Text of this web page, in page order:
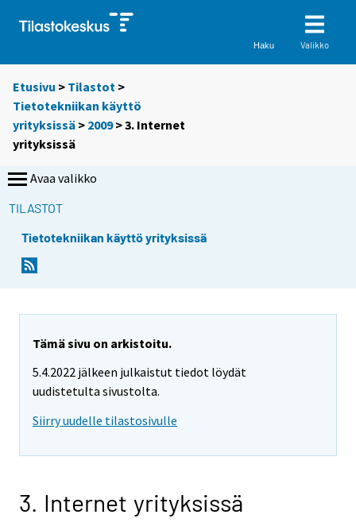
Haku Valikko
Etusivu > Tilastot >
Tietotekniikan käyttö
yrityksissä > 2009> 3. Internet
yrityksissä
Avaa valikko
TILASTOT
Tietotekniikan käyttö yrityksissä
Tämä sivu on arkistoitu.
5.4.2022 jälkeen julkaistut tiedot löydät
uudistetulta sivustolta.
Siirry uudelle tilastosivulle
3. Internet yrityksissä